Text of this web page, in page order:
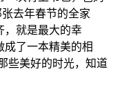
去年春节的全家
，就是最大的幸
成了一本精美的相
些美好的时光，知道